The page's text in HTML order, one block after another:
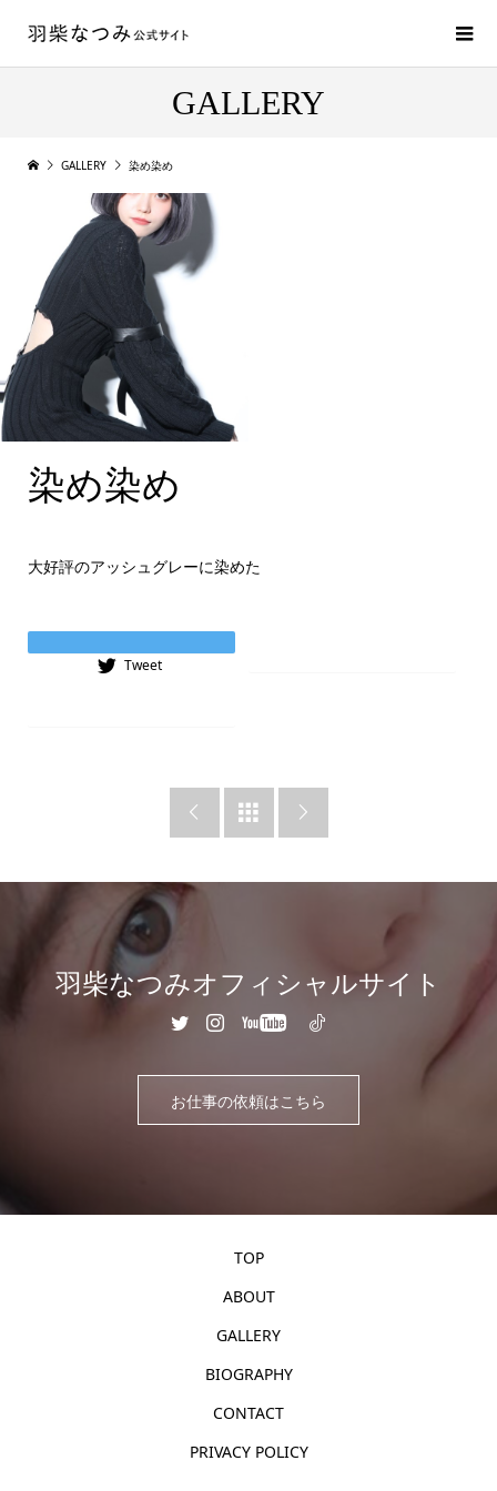
GALLERY
GALLERY 染め染め
染め染め
大好評のアッシュグレーに染めた
Tweet
  
羽柴なつみオフィシャルサイト
お仕事の依頼はこちら
TOP
ABOUT
GALLERY
BIOGRAPHY
CONTACT
PRIVACY POLICY